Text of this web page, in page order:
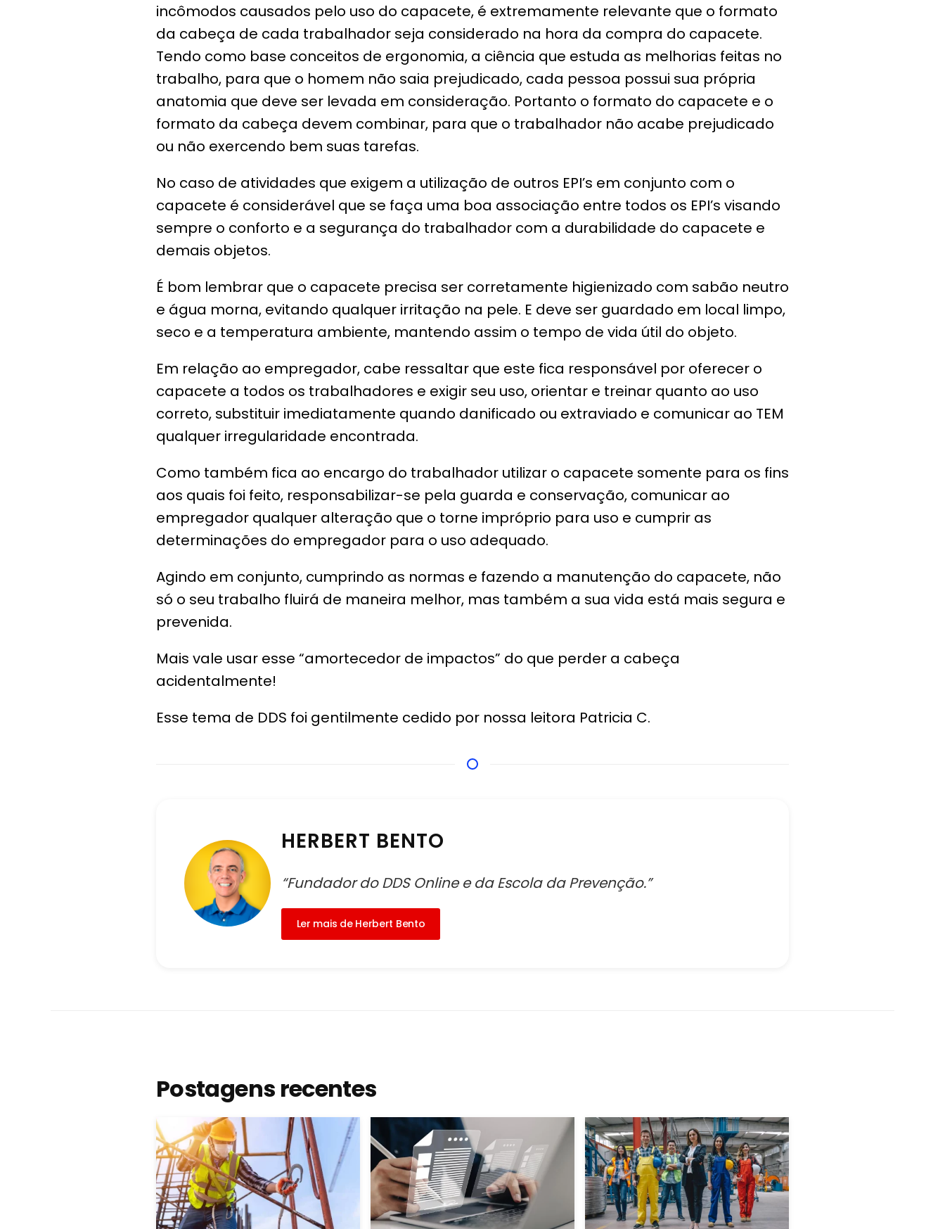
incômodos causados pelo uso do capacete, é extremamente relevante que o formato
da cabeça de cada trabalhador seja considerado na hora da compra do capacete.
Tendo como base conceitos de ergonomia, a ciência que estuda as melhorias feitas no
trabalho, para que o homem não saia prejudicado, cada pessoa possui sua própria
anatomia que deve ser levada em consideração. Portanto o formato do capacete e o
formato da cabeça devem combinar, para que o trabalhador não acabe prejudicado
ou não exercendo bem suas tarefas.
No caso de atividades que exigem a utilização de outros EPI’s em conjunto com o
capacete é considerável que se faça uma boa associação entre todos os EPI’s visando
sempre o conforto e a segurança do trabalhador com a durabilidade do capacete e
demais objetos.
É bom lembrar que o capacete precisa ser corretamente higienizado com sabão neutro
e água morna, evitando qualquer irritação na pele. E deve ser guardado em local limpo,
seco e a temperatura ambiente, mantendo assim o tempo de vida útil do objeto.
Em relação ao empregador, cabe ressaltar que este fica responsável por oferecer o
capacete a todos os trabalhadores e exigir seu uso, orientar e treinar quanto ao uso
correto, substituir imediatamente quando danificado ou extraviado e comunicar ao TEM
qualquer irregularidade encontrada.
Como também fica ao encargo do trabalhador utilizar o capacete somente para os fins
aos quais foi feito, responsabilizar-se pela guarda e conservação, comunicar ao
empregador qualquer alteração que o torne impróprio para uso e cumprir as
determinações do empregador para o uso adequado.
Agindo em conjunto, cumprindo as normas e fazendo a manutenção do capacete, não
só o seu trabalho fluirá de maneira melhor, mas também a sua vida está mais segura e
prevenida.
Mais vale usar esse “amortecedor de impactos” do que perder a cabeça
acidentalmente!
Esse tema de DDS foi gentilmente cedido por nossa leitora Patricia C.
HERBERT BENTO
“Fundador do DDS Online e da Escola da Prevenção.”
Ler mais de Herbert Bento
Postagens recentes